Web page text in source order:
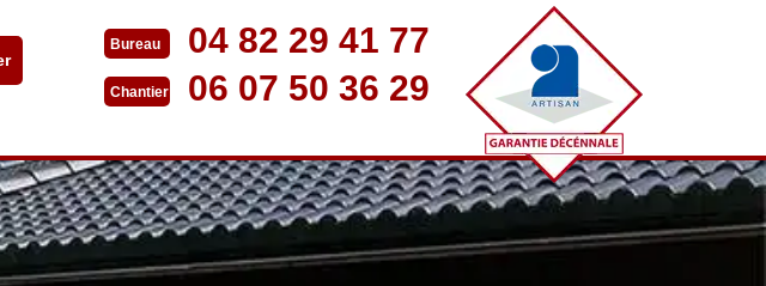
Bureau 04 82 29 41 77
Chantier 06 07 50 36 29